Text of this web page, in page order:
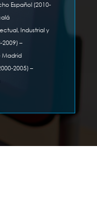
Español (2010-
Industrial y
2009) –
Madrid
2005) –